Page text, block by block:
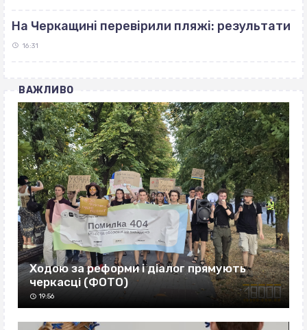
На Черкащині перевірили пляжі: результати
16:31
ВАЖЛИВО
Ходою за реформи і діалог прямують
черкасці (ФОТО)
19:56